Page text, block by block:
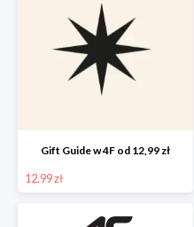
Gift Guide w 4F od 12,99 zł
12.99 zł